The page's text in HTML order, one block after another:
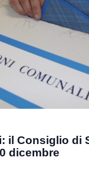
il Consiglio di
dicembre